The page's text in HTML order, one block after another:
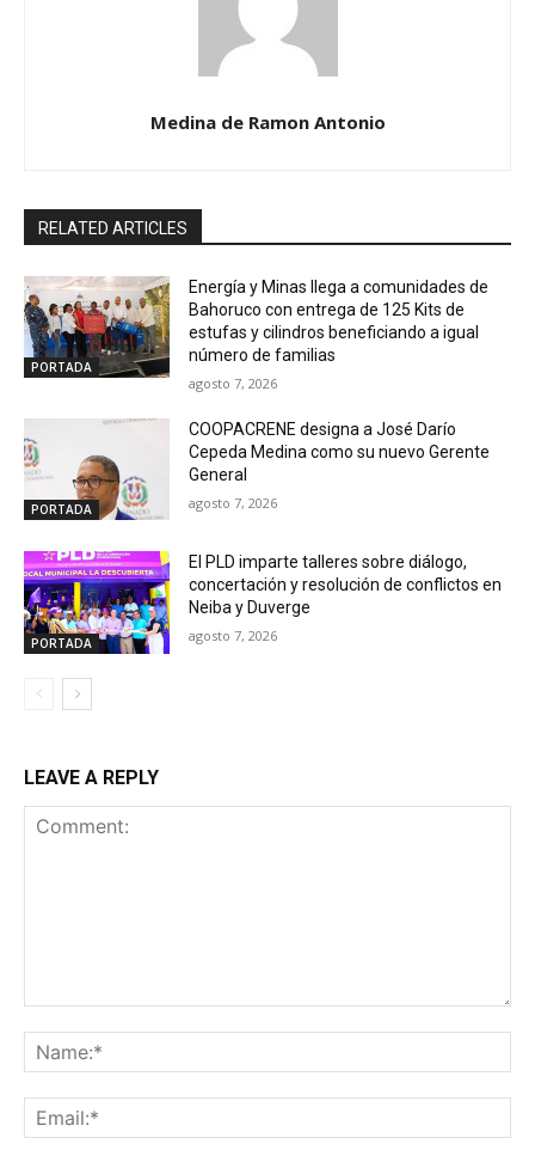
Medina de Ramon Antonio
RELATED ARTICLES
PORTADA
Energía y Minas llega a comunidades de
Bahoruco con entrega de 125 Kits de
estufas y cilindros beneficiando a igual
número de familias
agosto 7, 2026
PORTADA
COOPACRENE designa a José Darío
Cepeda Medina como su nuevo Gerente
General
agosto 7, 2026
PORTADA
El PLD imparte talleres sobre diálogo,
concertación y resolución de conflictos en
Neiba y Duverge
agosto 7, 2026
LEAVE A REPLY